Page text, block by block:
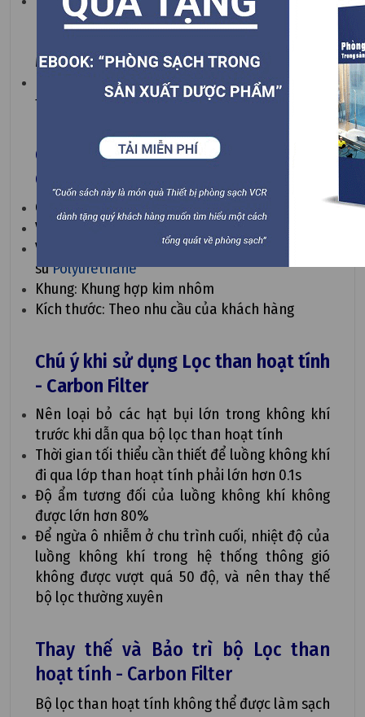
khí, bao gồm các khí độc hại như
Mercaptan.
Nên kết hợp vớitấm lọc bụi sơ cấp G4
trước
Cấu trúc bộ Lọc than hoạt tính -
Carbon Filter
Chất nền: Nhựa tổ ong, bọt biển, v.v...
Vật liệu lọc: Các hạt than hoạt tính
Vật liệu niêm phong: Dải niêm phong EVA cao
suPolyurethane
Khung: Khung hợp kim nhôm
Kích thước: Theo nhu cầu của khách hàng
Chú ý khi sử dụng Lọc than hoạt tính
- Carbon Filter
Nên loại bỏ các hạt bụi lớn trong không khí
trước khi dẫn qua bộ lọc than hoạt tính
Thời gian tối thiểu cần thiết để luồng không khí
đi qua lớp than hoạt tính phải lớn hơn 0.1s
Độ ẩm tương đối của luồng không khí không
được lớn hơn 80%
Để ngừa ô nhiễm ở chu trình cuối, nhiệt độ của
luồng không khí trong hệ thống thông gió
không được vượt quá 50 độ, và nên thay thế
bộ lọc thường xuyên
Thay thế và Bảo trì bộ Lọc than
hoạt tính - Carbon Filter
Bộ lọc than hoạt tính không thể được làm sạch